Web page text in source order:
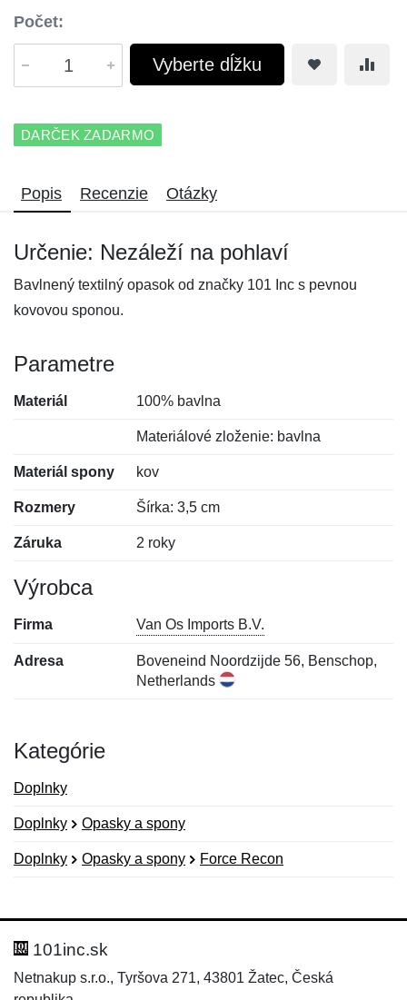
Počet:
Vyberte dĺžku
DARČEK ZADARMO
Popis Recenzie Otázky
Určenie: Nezáleží na pohlaví
Bavlnený textilný opasok od značky 101 Inc s pevnou
kovovou sponou.
Parametre
Materiál 100% bavlna
Materiálové zloženie: bavlna
Materiál spony kov
Rozmery Šírka: 3,5 cm
Záruka 2 roky
Výrobca
Firma Van Os Imports B.V.
Adresa
Boveneind Noordzijde 56, Benschop,
Netherlands
Kategórie
Doplnky
Doplnky Opasky a spony
Doplnky Opasky a spony Force Recon
Hodnotenie:
Meno:
101inc.sk
Netnakup s.r.o., Tyršova 271, 43801 Žatec, Česká